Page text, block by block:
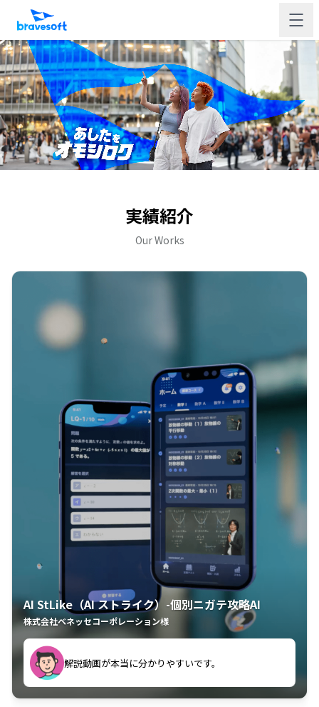
実績紹介
Our Works
AI StLike（AI ストライク）-個別ニガテ攻略AI
株式会社ベネッセコーポレーション様
古文漢文を主に使わせていただいているが、復習する
のに非常に役立っている。
解説動画が本当に分かりやすいです。